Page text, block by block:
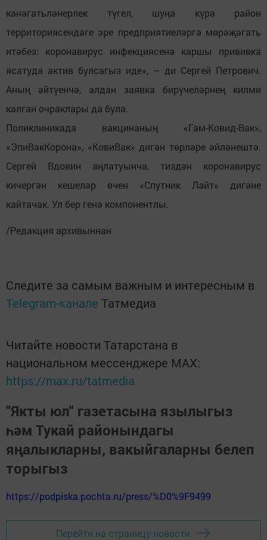
канәгатьләнерлек түгел, шуңа күрә район
территориясендәге эре предприятиеләргә мөрәҗәгать
итәбез: коронавирус инфекциясенә каршы прививка
ясатуда актив булсагыз иде», – ди Сергей Петрович.
Аның әйтүенчә, алдан заявка бирүчеләрнең килми
калган очраклары да була.
Поликлиникада вакцинаның «Гам-Ковид-Вак»,
«ЭпиВакКорона», «КовиВак» дигән төрләре әйләнештә.
Сергей Вдовин аңлатуынча, тиздән коронавирус
кичергән кешеләр өчен «Спутник Лайт» дигәне
кайтачак. Ул бер генә компонентлы.
/Редакция архивыннан
Следите за самым важным и интересным в
Telegram-канале Татмедиа
Читайте новости Татарстана в
национальном мессенджере MАХ:
https://max.ru/tatmedia
"Якты юл" газетасына язылыгыз
һәм Тукай районындагы
яңалыкларны, вакыйгаларны белеп
торыгыз
https://podpiska.pochta.ru/press/%D0%9F9499
Перейти на страницу новости